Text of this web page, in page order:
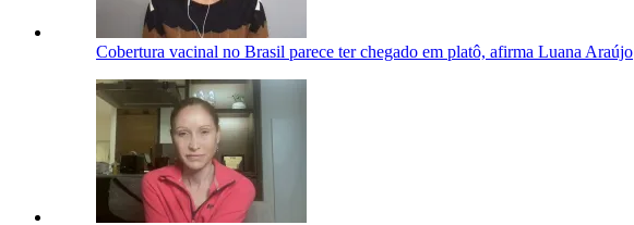
Cobertura vacinal no Brasil parece ter chegado em platô, afirma Luana Araújo